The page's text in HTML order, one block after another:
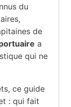
du
de
a
qui ne
ce guide
: qui fait